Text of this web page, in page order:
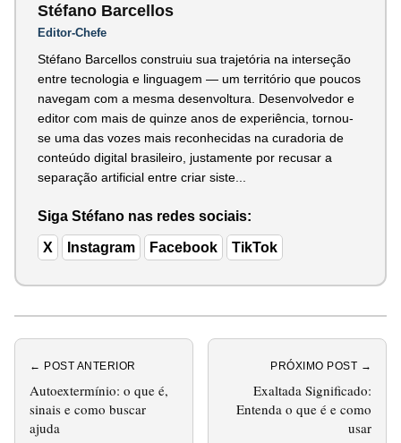
Stéfano Barcellos
Editor-Chefe
Stéfano Barcellos construiu sua trajetória na interseção
entre tecnologia e linguagem — um território que poucos
navegam com a mesma desenvoltura. Desenvolvedor e
editor com mais de quinze anos de experiência, tornou-
se uma das vozes mais reconhecidas na curadoria de
conteúdo digital brasileiro, justamente por recusar a
separação artificial entre criar siste...
Siga Stéfano nas redes sociais:
X Instagram Facebook TikTok
← POST ANTERIOR
Autoextermínio: o que é,
sinais e como buscar
ajuda
PRÓXIMO POST →
Exaltada Significado:
Entenda o que é e como
usar